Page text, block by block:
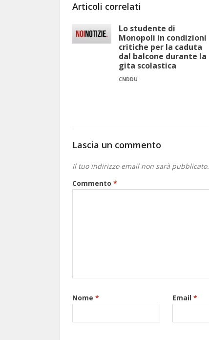
Articoli correlati
Lo studente di
Monopoli in condizioni
critiche per la caduta
dal balcone durante la
gita scolastica
CNDDU
Lascia un commento
Il tuo indirizzo email non sarà pubblicato.
Commento *
Nome * Email *